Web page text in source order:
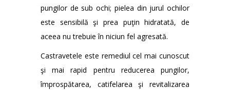
pungilor de sub ochi; pielea din jurul ochilor
este sensibilă şi prea puţin hidratată, de
aceea nu trebuie în niciun fel agresată.
Castravetele este remediul cel mai cunoscut
şi mai rapid pentru reducerea pungilor,
împrospătarea, catifelarea şi revitalizarea